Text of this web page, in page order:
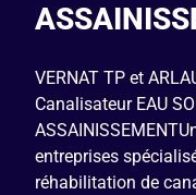
VERNAT TP et
Canalisateur EAU
entreprises
réhabilitation de